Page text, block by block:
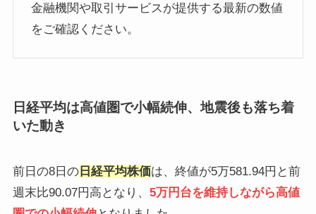
金融機関や取引サービスが提供する最新の数値
をご確認ください。
日経平均は高値圏で小幅続伸、地震後も落ち着
いた動き
前日の8日の日経平均株価は、終値が5万581.94円と前
週末比90.07円高となり、 5万円台を維持しながら高値